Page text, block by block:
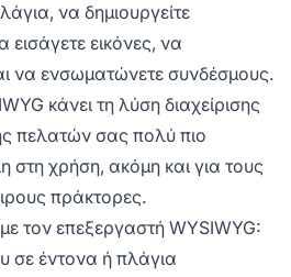
, να δημιουργείτε
εισάγετε εικόνες, να
να ενσωματώνετε συνδέσμους.
κάνει τη λύση διαχείρισης
πελατών σας πολύ πιο
στη χρήση, ακόμη και για τους
πράκτορες.
τον επεξεργαστή WYSIWYG:
σε έντονα ή πλάγια